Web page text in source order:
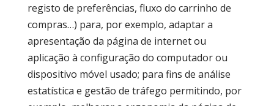
registo de preferências, fluxo do carrinho de
compras…) para, por exemplo, adaptar a
apresentação da página de internet ou
aplicação à configuração do computador ou
dispositivo móvel usado; para fins de análise
estatística e gestão de tráfego permitindo, por